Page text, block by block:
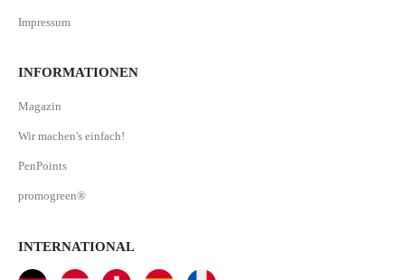
Impressum
INFORMATIONEN
Magazin
Wir machen's einfach!
PenPoints
promogreen®
INTERNATIONAL